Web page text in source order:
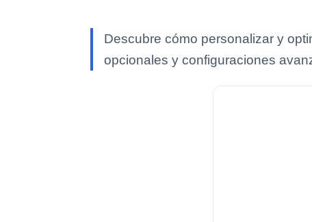
Descubre cómo personalizar y
opcionales y configuraciones